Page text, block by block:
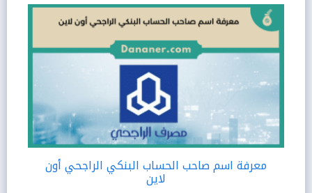
معرفة اسم صاحب الحساب البنكي الراجحي أون
لاين